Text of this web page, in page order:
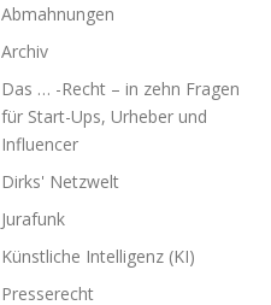
Abmahnungen
Archiv
Das … -Recht – in zehn Fragen
für Start-Ups, Urheber und
Influencer
Dirks' Netzwelt
Jurafunk
Künstliche Intelligenz (KI)
Presserecht